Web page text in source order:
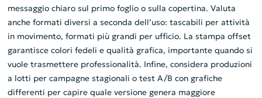
messaggio chiaro sul primo foglio o sulla copertina. Valuta
anche formati diversi a seconda dell’uso: tascabili per attività
in movimento, formati più grandi per ufficio. La stampa offset
garantisce colori fedeli e qualità grafica, importante quando si
vuole trasmettere professionalità. Infine, considera produzioni
a lotti per campagne stagionali o test A/B con grafiche
differenti per capire quale versione genera maggiore